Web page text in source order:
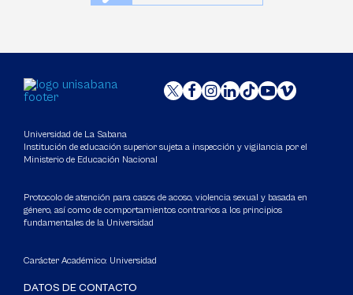
Universidad de La Sabana
Institución de educación superior sujeta a inspección y vigilancia por el
Ministerio de Educación Nacional
Protocolo de atención para casos de acoso, violencia sexual y basada en
género, así como de comportamientos contrarios a los principios
fundamentales de la Universidad
Carácter Académico: Universidad
DATOS DE CONTACTO